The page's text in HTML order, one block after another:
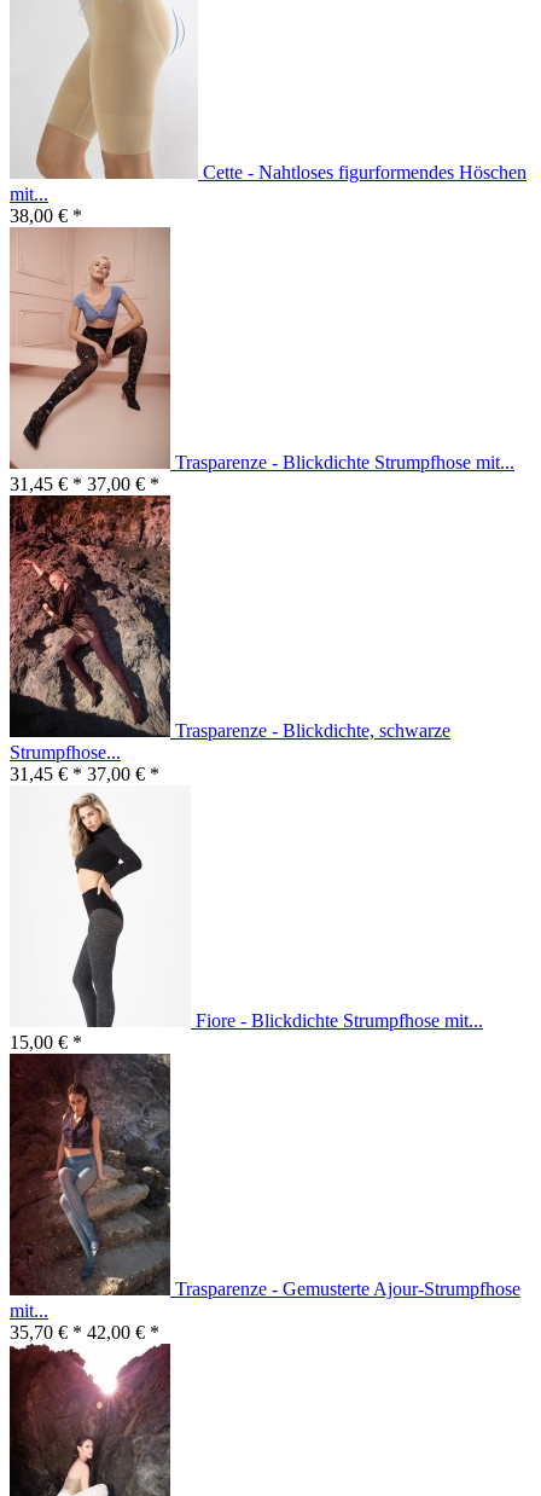
Cette - Nahtloses figurformendes Höschen
mit...
38,00 € *
Trasparenze - Blickdichte Strumpfhose mit...
31,45 € * 37,00 € *
Trasparenze - Blickdichte, schwarze
Strumpfhose...
31,45 € * 37,00 € *
Fiore - Blickdichte Strumpfhose mit...
15,00 € *
Trasparenze - Gemusterte Ajour-Strumpfhose
mit...
35,70 € * 42,00 € *